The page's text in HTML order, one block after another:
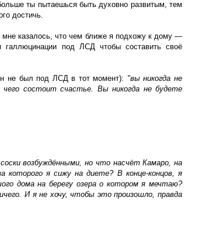
ты пытаешься быть духовно развитым, тем
достичь.
мне казалось, что чем ближе я подхожу к дому —
под ЛСД чтобы составить своё
не был под ЛСД в тот момент): "вы никогда не
состоит счастье. Вы никогда не будете
возбуждёнными, но что насчёт Камаро, на
я сижу на диете? В конце-концов, я
дома на берегу озера о котором я мечтаю?
И я не хочу, чтобы это произошло, правда